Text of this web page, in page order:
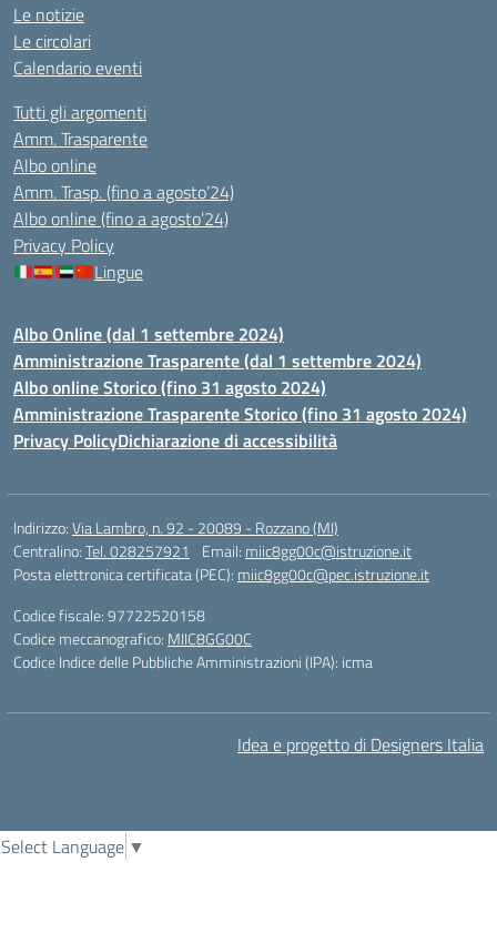
Le notizie
Le circolari
Calendario eventi
Tutti gli argomenti
Amm. Trasparente
Albo online
Amm. Trasp. (fino a agosto’24)
Albo online (fino a agosto’24)
Privacy Policy
Lingue
Albo Online (dal 1 settembre 2024)
Amministrazione Trasparente (dal 1 settembre 2024)
Albo online Storico (fino 31 agosto 2024)
Amministrazione Trasparente Storico (fino 31 agosto 2024)
Privacy PolicyDichiarazione di accessibilità
Indirizzo:Via Lambro, n. 92 - 20089 - Rozzano (MI)
Centralino:Tel. 028257921 Email: miic8gg00c@istruzione.it
Posta elettronica certificata (PEC): miic8gg00c@pec.istruzione.it
Codice fiscale: 97722520158
Codice meccanografico: MIIC8GG00C
Codice Indice delle Pubbliche Amministrazioni (IPA): icma
Idea e progetto di Designers Italia
Select Language ▼